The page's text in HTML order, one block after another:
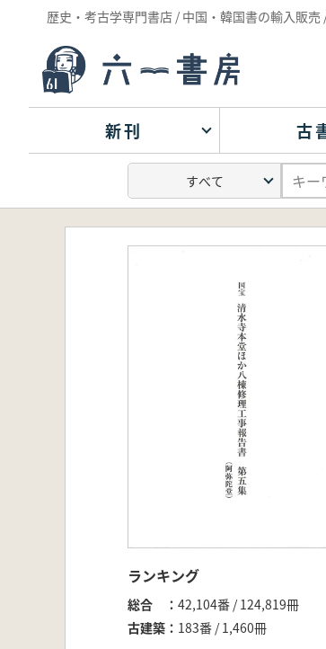
歴史・考古学専門書店 / 中国・韓国書の輸入販売
新刊 古
ランキング
総合
42,104番 / 124,819冊
古建築
183番 / 1,460冊